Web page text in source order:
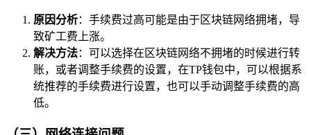
原因分析：手续费过高可能是由于区块链网络拥堵，导
致矿工费上涨。
解决方法：可以选择在区块链网络不拥堵的时候进行转
账，或者调整手续费的设置，在TP钱包中，可以根据系
统推荐的手续费进行设置，也可以手动调整手续费的高
低。